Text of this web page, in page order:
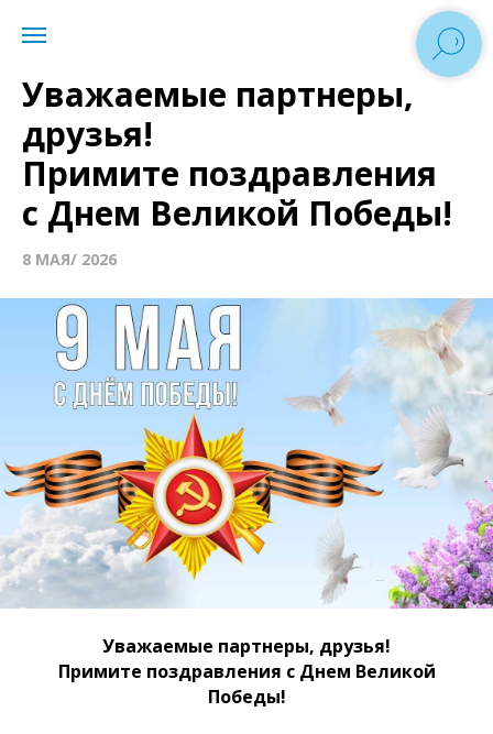
Уважаемые партнеры,
друзья!
Примите поздравления
с Днем Великой Победы!
8 МАЯ/ 2026
Уважаемые партнеры, друзья!
Примите поздравления с Днем Великой
Победы!